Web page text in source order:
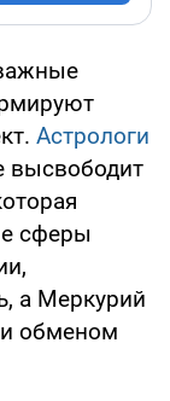
Астрологи
высвободит
сферы
а Меркурий
обменом